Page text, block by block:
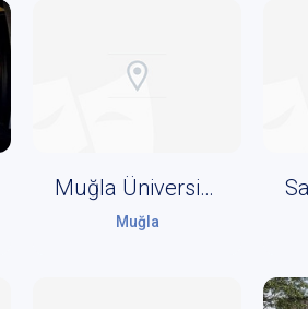
Muğla Üniversitesi AKM
Muğla